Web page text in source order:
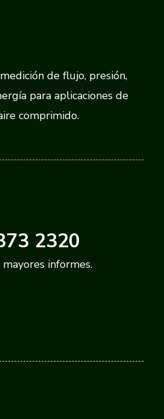
de flujo, presión,
para aplicaciones de
comprimido.
2320
informes.